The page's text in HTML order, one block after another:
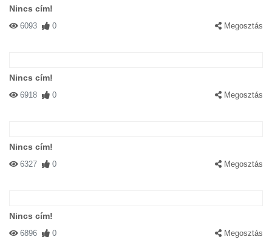
Nincs cím!
6093 0 Megosztás
Nincs cím!
6918 0 Megosztás
Nincs cím!
6327 0 Megosztás
Nincs cím!
6896 0 Megosztás